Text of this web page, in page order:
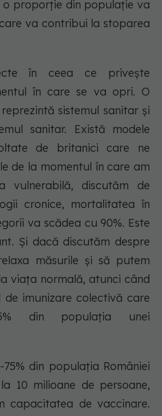
proporție din populație va
va contribui la stoparea
în ceea ce privește
în care se va opri. O
sistemul sanitar și
sanitar. Există modele
de britanici care ne
de la momentul în care am
vulnerabilă, discutăm de
cronice, mortalitatea în
va scădea cu 90%. Este
Și dacă discutăm despre
măsurile și să putem
viața normală, atunci când
imunizare colectivă care
din populația unei
din populația României
10 milioane de persoane,
capacitatea de vaccinare.